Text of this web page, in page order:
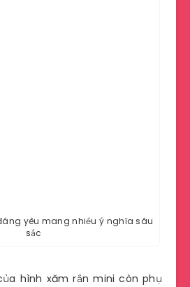
yêu mang nhiều ý nghĩa sâu
sắc
hình xăm rắn mini còn phụ